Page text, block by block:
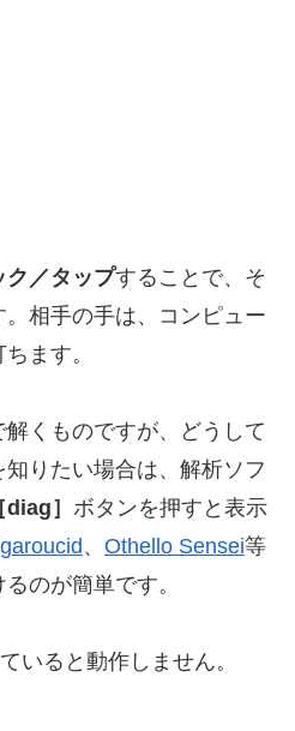
ク／タップすることで、そ
相手の手は、コンピュー
ます。
解くものですが、どうして
りたい場合は、解析ソフ
diag］ ボタンを押すと表示
、 Othello Sensei等
のが簡単です。
いると動作しません。